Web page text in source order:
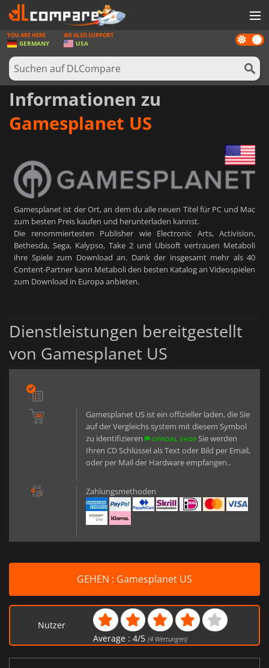
SPIELE
SPIEL KARTEN
SOFTWARE
NACHRICHTEN
ANMELDEN ODER REGISTRIEREN
Dark
mode
YOU ARE HERE
GERMANY
WE ALSO SUPPORT
USA
Informationen zu
Gamesplanet US
Gamesplanet ist der Ort, an dem du alle neuen Titel für PC und Mac
zum besten Preis kaufen und herunterladen kannst.
Die renommiertesten Publisher wie Electronic Arts, Activision,
Bethesda, Sega, Kalypso, Take 2 und Ubisoft vertrauen Metaboli
ihre Spiele zum Download an. Dank der insgesamt mehr als 40
Content-Partner kann Metaboli den besten Katalog an Videospielen
zum Download in Europa anbieten.
Dienstleistungen bereitgestellt
von Gamesplanet US
Gamesplanet US ist ein offizieller laden, die Sie
auf der Vergleichs system mit diesem Symbol
zu identifizieren
OFFICIAL SHOP Sie werden
Ihren CD Schlüssel als Text oder Bild per Email,
oder per Mail der Hardware empfangen..
Zahlungsmethoden
GEHEN : Gamesplanet US
Nutzer
Average : 4/5 (4Wertungen)